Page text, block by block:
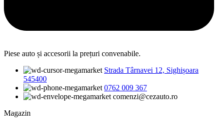
Piese auto și accesorii la prețuri convenabile.
Strada Târnavei 12, Sighișoara
545400
0762 009 367
comenzi@cezauto.ro
Magazin